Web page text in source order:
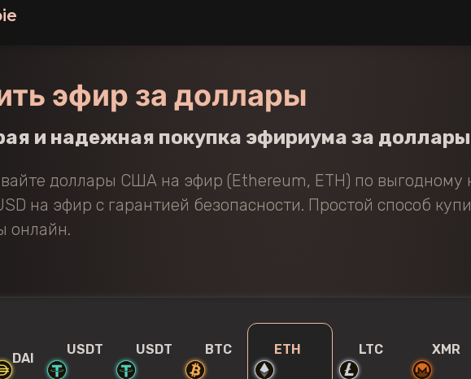
эфир за доллары
и надежная покупка эфириума за доллары
доллары США на эфир (Ethereum, ETH) по выгодному
на эфир с гарантией безопасности. Простой способ
онлайн.
DAI
USDT USDT BTC ETH LTC XMR